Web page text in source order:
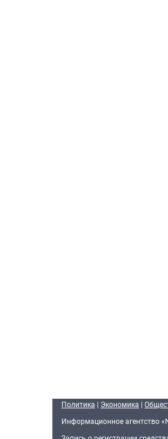
Политика | Экономика |
Информационное агентство